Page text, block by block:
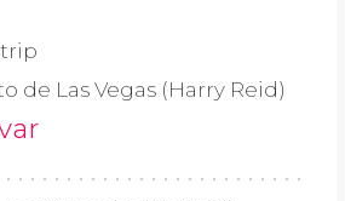
de Las Vegas (Harry Reid)